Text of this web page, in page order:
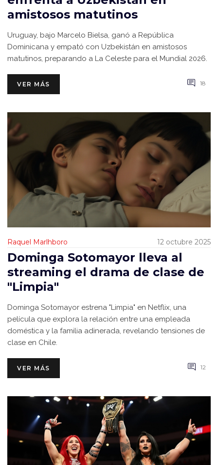
amistosos matutinos
Uruguay, bajo Marcelo Bielsa, ganó a República
Dominicana y empató con Uzbekistán en amistosos
matutinos, preparando a La Celeste para el Mundial 2026.
VER MÁS 18
Raquel Marlhboro 12 octubre 2025
Dominga Sotomayor lleva al
streaming el drama de clase de
"Limpia"
Dominga Sotomayor estrena "Limpia" en Netflix, una
película que explora la relación entre una empleada
doméstica y la familia adinerada, revelando tensiones de
clase en Chile.
VER MÁS 12